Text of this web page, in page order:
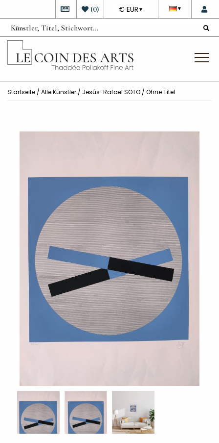
▼
DEVISE
€ EUR ▼
(0)
Startseite / Alle Künstler / Jesús-Rafael SOTO / Ohne Titel